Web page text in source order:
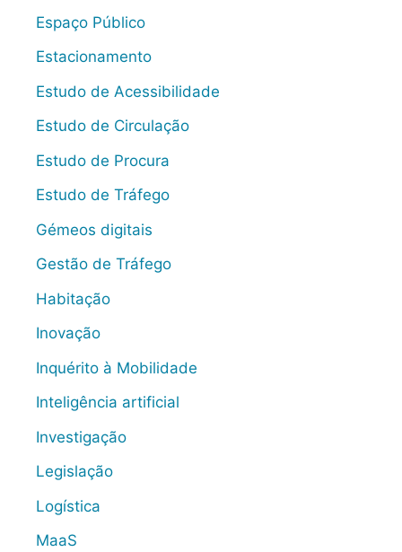
Espaço Público
Estacionamento
Estudo de Acessibilidade
Estudo de Circulação
Estudo de Procura
Estudo de Tráfego
Gémeos digitais
Gestão de Tráfego
Habitação
Inovação
Inquérito à Mobilidade
Inteligência artificial
Investigação
Legislação
Logística
MaaS